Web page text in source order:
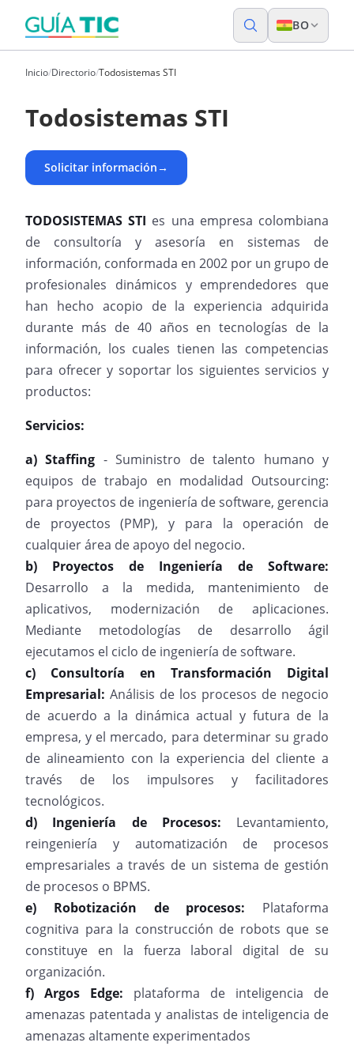
BO
Inicio/Directorio/Todosistemas STI
Todosistemas STI
Solicitar información→
TODOSISTEMAS STI es una empresa colombiana
de consultoría y asesoría en sistemas de
información, conformada en 2002 por un grupo de
profesionales dinámicos y emprendedores que
han hecho acopio de la experiencia adquirida
durante más de 40 años en tecnologías de la
información, los cuales tienen las competencias
para ofrecer y soportar los siguientes servicios y
productos:
Servicios:
a) Staffing - Suministro de talento humano y
equipos de trabajo en modalidad Outsourcing:
para proyectos de ingeniería de software, gerencia
de proyectos (PMP), y para la operación de
cualquier área de apoyo del negocio.
b) Proyectos de Ingeniería de Software:
Desarrollo a la medida, mantenimiento de
aplicativos, modernización de aplicaciones.
Mediante metodologías de desarrollo ágil
ejecutamos el ciclo de ingeniería de software.
c) Consultoría en Transformación Digital
Empresarial: Análisis de los procesos de negocio
de acuerdo a la dinámica actual y futura de la
empresa, y el mercado, para determinar su grado
de alineamiento con la experiencia del cliente a
través de los impulsores y facilitadores
tecnológicos.
d) Ingeniería de Procesos: Levantamiento,
reingeniería y automatización de procesos
empresariales a través de un sistema de gestión
de procesos o BPMS.
e) Robotización de procesos: Plataforma
cognitiva para la construcción de robots que se
constituye en la fuerza laboral digital de su
organización.
f) Argos Edge: plataforma de inteligencia de
amenazas patentada y analistas de inteligencia de
amenazas altamente experimentados